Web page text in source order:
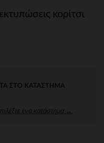
κορίτσι
ΣΤΟ ΚΑΤΆΣΤΗΜΑ
ένα κατάστημα →